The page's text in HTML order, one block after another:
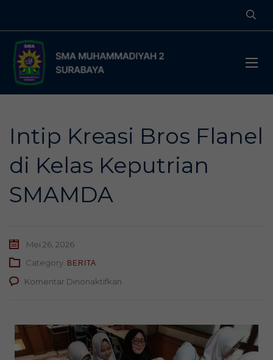
Intip Kreasi Bros Flanel
di Kelas Keputrian
SMAMDA
Mei 26, 2026
Category: BERITA
Komentar Dinonaktifkan
Flanel
di
Kelas